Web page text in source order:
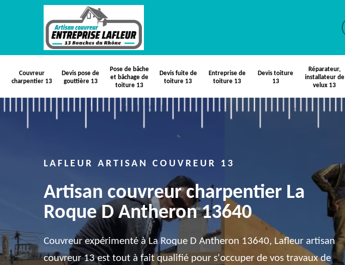
Couvreur
charpentier 13
Devis pose de
gouttière 13
Pose de bâche
et bâchage de
toiture 13
Devis fuite de
toiture 13
Entreprise de
toiture 13
Devis toiture
13
Réparateur,
installateur de
velux 13
LAFLEUR ARTISAN COUVREUR 13
Artisan couvreur charpentier La
Roque D Antheron 13640
Couvreur expérimenté à La Roque D Antheron 13640, Lafleur artisan
couvreur 13 est tout à fait qualifié pour s'occuper de vos travaux de